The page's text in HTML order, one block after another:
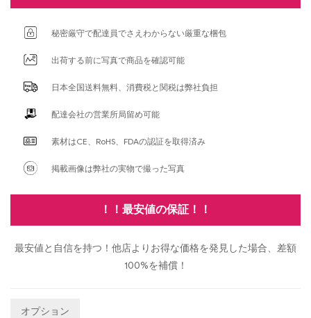
秘密厳守で配達員でさえわからない厳重な梱包
出荷する前に写真で商品を確認可能
日本全国送料無料、消費税と関税は弊社負担
配達会社の営業所局留め可能
素材はCE、RoHS、FDAの認証を取得済み
掲載画像は弊社の実物で撮った写真
！！最安値の保証！！
最安値と自信を持つ！他店よりお得な価格を発見した場合、差額
100%を補償！
オプション